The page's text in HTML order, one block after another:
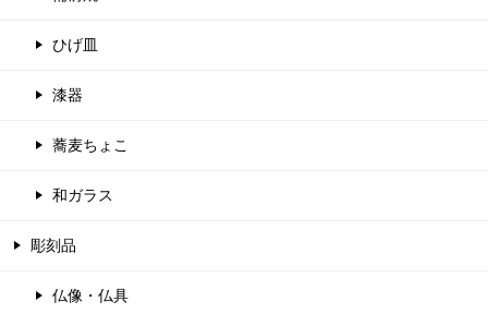
ひげ皿
漆器
蕎麦ちょこ
和ガラス
彫刻品
仏像・仏具